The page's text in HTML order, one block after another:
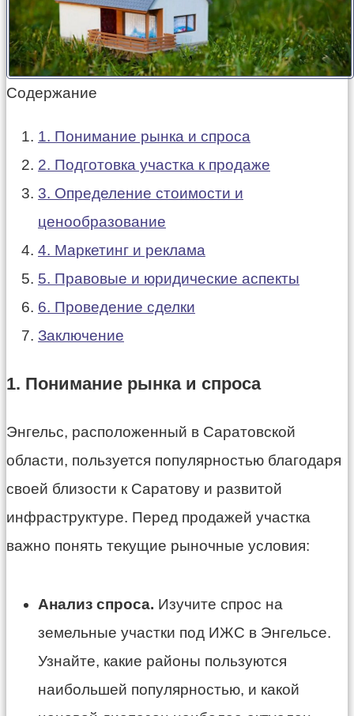
Содержание
1. Понимание рынка и спроса
2. Подготовка участка к продаже
3. Определение стоимости и
ценообразование
4. Маркетинг и реклама
5. Правовые и юридические аспекты
6. Проведение сделки
Заключение
1. Понимание рынка и спроса
Энгельс, расположенный в Саратовской
области, пользуется популярностью благодаря
своей близости к Саратову и развитой
инфраструктуре. Перед продажей участка
важно понять текущие рыночные условия:
Анализ спроса. Изучите спрос на
земельные участки под ИЖС в Энгельсе.
Узнайте, какие районы пользуются
наибольшей популярностью, и какой